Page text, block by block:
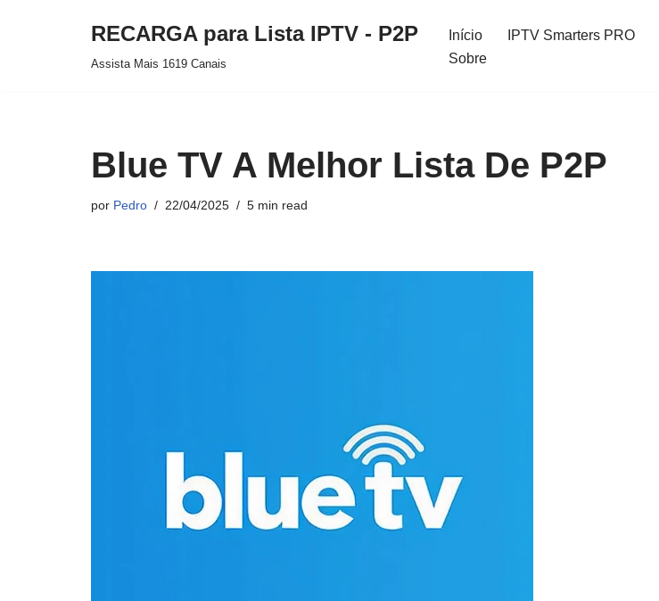
RECARGA para Lista IPTV - P2P
Assista Mais 1619 Canais
Início IPTV Smarters PRO
Sobre
Blue TV A Melhor Lista De P2P
por Pedro 22/04/2025 5 min read